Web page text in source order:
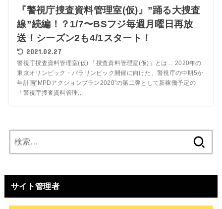
『警視庁捜査資料管理室(仮)』”踊る大捜査
線”続編！？1/7〜BSフジ毎週月曜日再放
送！シーズン2も4/1スタート！
2021.02.27
警視庁捜査資料管理室(仮) 「捜査資料管理室(仮)」とは… 2020年の
東京オリンピック・パラリンピック開催に向けた、警視庁の中期5か
年計画“MPDアクションプラン2020”の第二弾として新稼働予定の
「警視庁捜査資料管理...
索:
サイト管理者